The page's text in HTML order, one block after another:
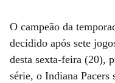
O campeão da
decidido após sete
desta sexta-feira (20),
série, o Indiana Pacers